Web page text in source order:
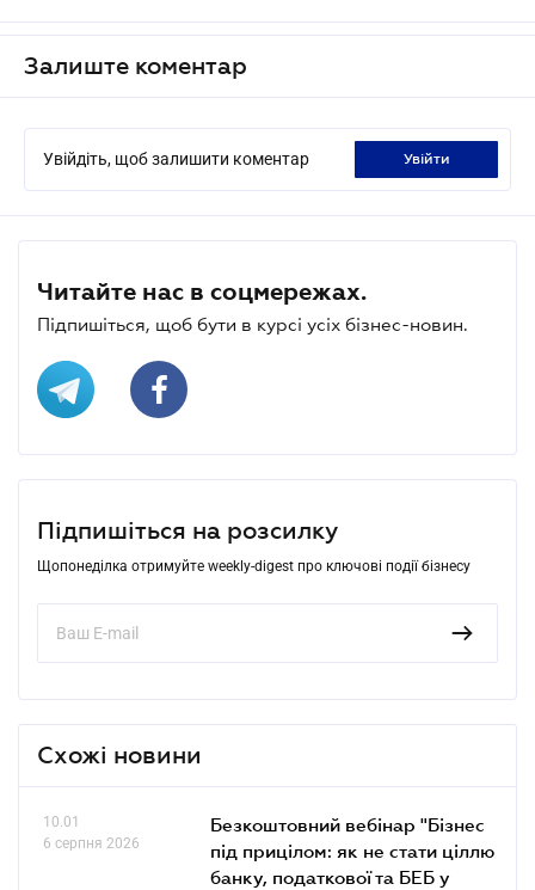
Залиште коментар
Увійдіть, щоб залишити коментар увійти
Читайте нас в соцмережах.
Підпишіться, щоб бути в курсі усіх бізнес-новин.
Підпишіться на розсилку
Щопонеділка отримуйте weekly-digest про ключові події бізнесу
Схожі новини
10.01
6 серпня 2026
Безкоштовний вебінар "Бізнес
під прицілом: як не стати ціллю
банку, податкової та БЕБ у